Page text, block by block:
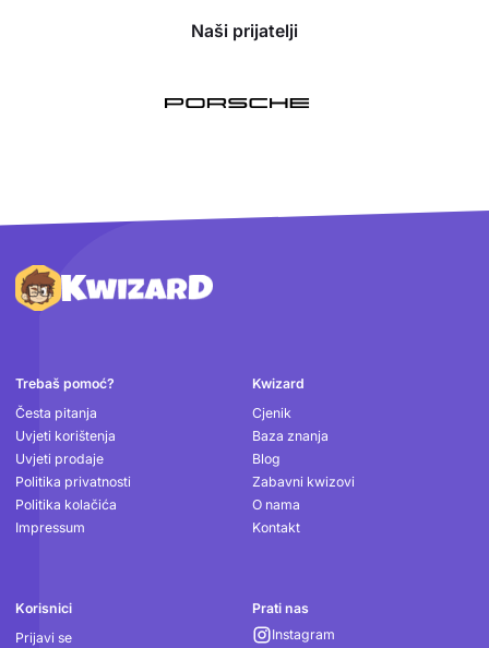
Naši prijatelji
Podnožje
Trebaš pomoć?
Česta pitanja
Uvjeti korištenja
Uvjeti prodaje
Politika privatnosti
Politika kolačića
Impressum
Kwizard
Cjenik
Baza znanja
Blog
Zabavni kwizovi
O nama
Kontakt
Korisnici
Prijavi se
Prati nas
Instagram